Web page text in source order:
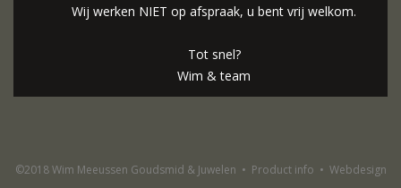
Wij werken NIET op afspraak, u bent vrij welkom.
Tot snel?
Wim & team
©2018 Wim Meeussen Goudsmid & Juwelen • Product info • Webdesign